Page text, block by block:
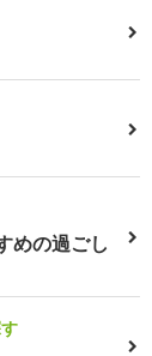
めの過ごし